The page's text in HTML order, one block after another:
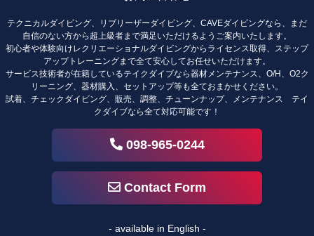
テクニカルダイビング、リブリーザーダイビング、CAVEダイビングなら、まだ
自信のない方から超上級者まで満足いただけるようご案内いたします。
初心者や体験向けレクリエーショナルダイビングからライセンス取得、ステップ
アップトレーニングまで全て安心してお任せいただけます。
サービス技術者が在籍しているテイクダイブなら器材メンテナンス、O/H、O2ク
リーニング、器材購入、セットアップ等も全ておまかせください。
試着、チェックダイビング、販売、調整、チューンナップ、メンテナンス テイ
クダイブなら全て対応可能です！
098-965-0244
Contact Form
- available in English -